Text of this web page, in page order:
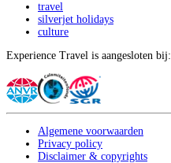
travel
silverjet holidays
culture
Experience Travel is aangesloten bij:
Algemene voorwaarden
Privacy policy
Disclaimer & copyrights